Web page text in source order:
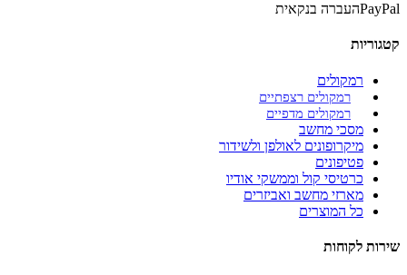
PayPalהעברה בנקאית
קטגוריות
רמקולים
רמקולים רצפתיים
רמקולים מדפיים
מסכי מחשב
מיקרופונים לאולפן ולשידור
פטיפונים
כרטיסי קול וממשקי אודיו
מארזי מחשב ואביזרים
כל המוצרים
שירות לקוחות